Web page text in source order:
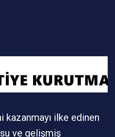
kazanmayı ilke edinen
ve gelişmiş